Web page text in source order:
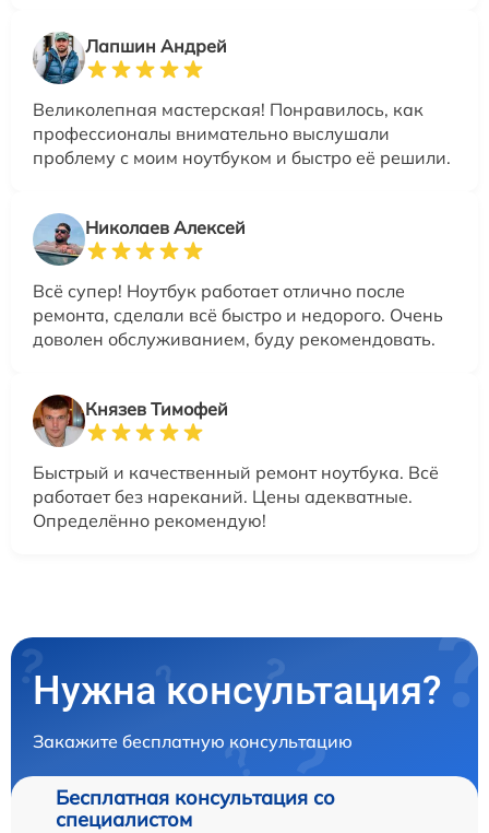
Лапшин Андрей
Великолепная мастерская! Понравилось, как
профессионалы внимательно выслушали
проблему с моим ноутбуком и быстро её решили.
Николаев Алексей
Всё супер! Ноутбук работает отлично после
ремонта, сделали всё быстро и недорого. Очень
доволен обслуживанием, буду рекомендовать.
Князев Тимофей
Быстрый и качественный ремонт ноутбука. Всё
работает без нареканий. Цены адекватные.
Определённо рекомендую!
Нужна консультация?
Закажите бесплатную консультацию
Бесплатная консультация со
специалистом